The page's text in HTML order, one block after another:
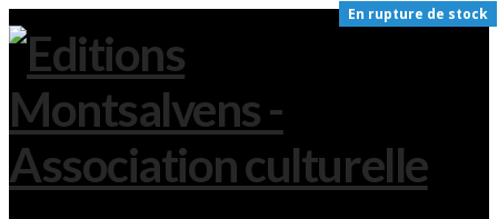
En rupture de stock